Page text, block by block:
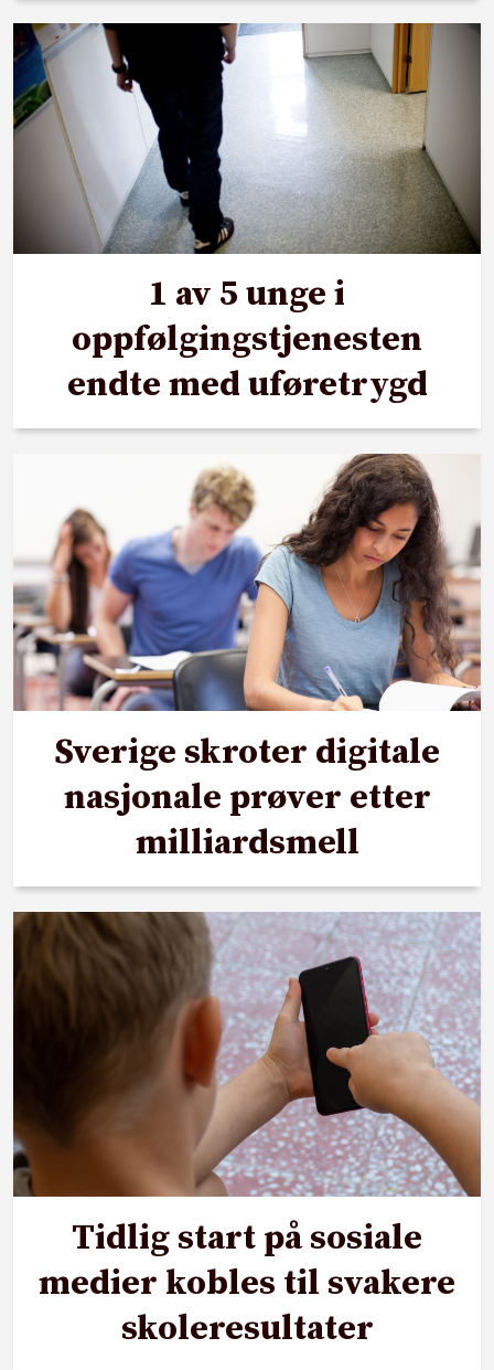
1 av 5 unge i
oppfølgingstjenesten
endte med uføretrygd
Sverige skroter digitale
nasjonale prøver etter
milliardsmell
Tidlig start på sosiale
medier kobles til svakere
skoleresultater